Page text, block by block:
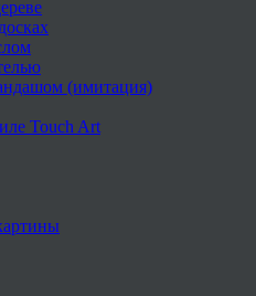
(имитация)
Touch Art